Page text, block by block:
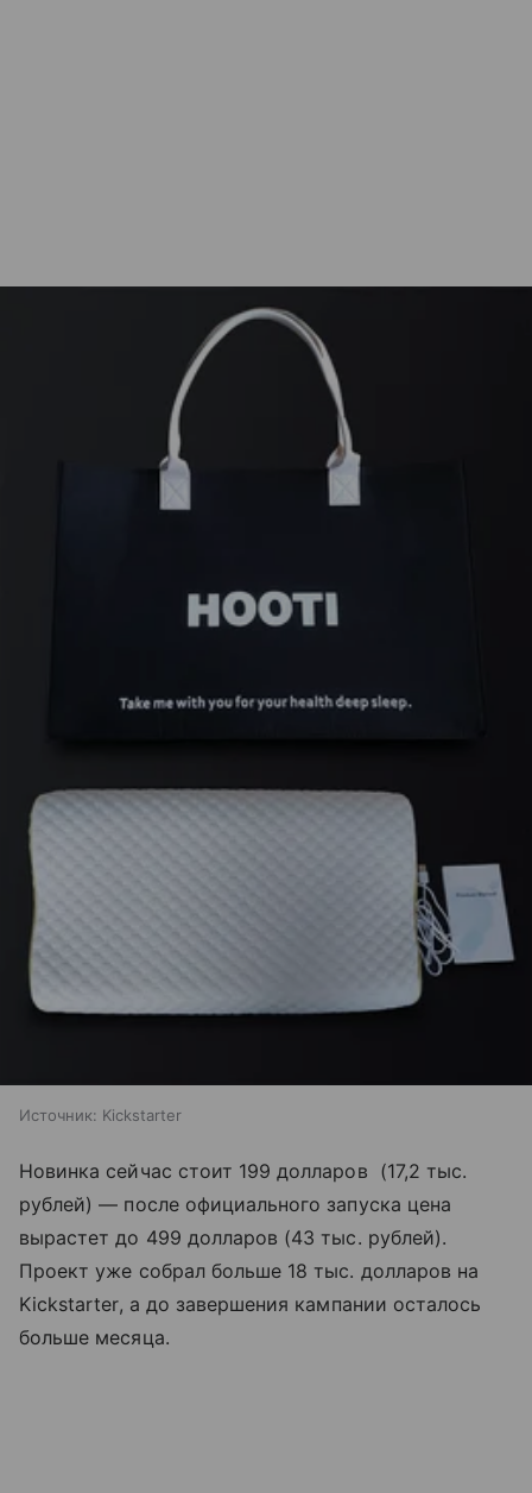
Источник: Kickstarter
Новинка сейчас стоит 199 долларов (17,2 тыс.
рублей) — после официального запуска цена
вырастет до 499 долларов (43 тыс. рублей).
Проект уже собрал больше 18 тыс. долларов на
Kickstarter, а до завершения кампании осталось
больше месяца.